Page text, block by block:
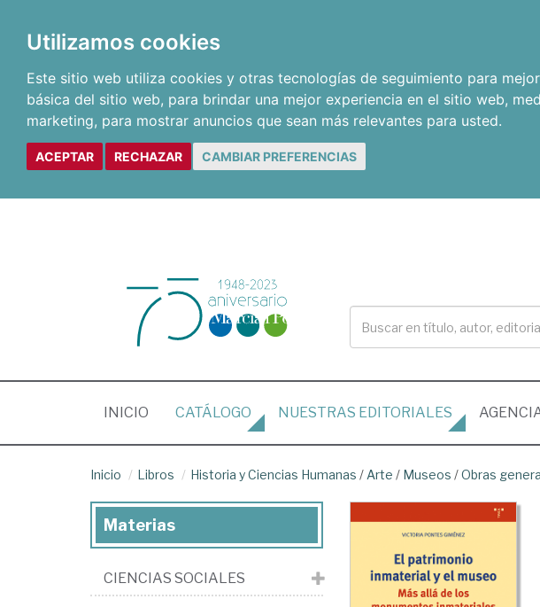
Utilizamos cookies
Este sitio web utiliza cookies y otras tecnologías de seguimiento para
básica del sitio web, para brindar una mejor experiencia en el sitio web,
marketing, para mostrar anuncios que sean más relevantes para usted.
ACEPTAR RECHAZAR CAMBIAR PREFERENCIAS
INICIO (CURRENT)
CATÁLOGO NUESTRAS EDITORIALES
Inicio Libros Historia y Ciencias Humanas / Arte / Museos /Obras
Materias
CIENCIAS SOCIALES